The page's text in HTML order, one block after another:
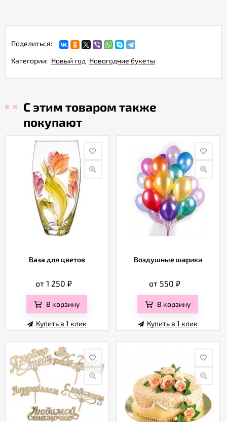
Поделиться:
Категории: Новый год Новогодние букеты
С этим товаром также
покупают
Ваза для цветов
от 1 250₽
В корзину
Купить в 1 клик
Воздушные шарики
от 550₽
В корзину
Купить в 1 клик